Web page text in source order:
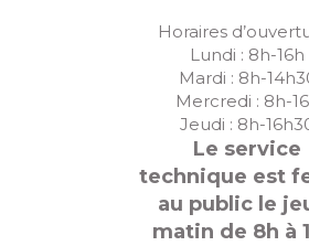
Horaires
Lundi : 8h-16h
Mardi : 8h-
Mercredi : 8h-
Jeudi : 8h-
Le service
technique est
au public le
matin de 8h à